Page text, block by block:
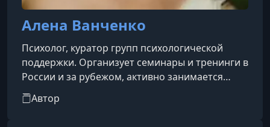
Алена Ванченко
Психолог, куратор групп психологической
поддержки. Организует семинары и тренинги в
России и за рубежом, активно занимается
частной практикой.Окончила факультет
психологии Карлова университета в Праге, а
Автор